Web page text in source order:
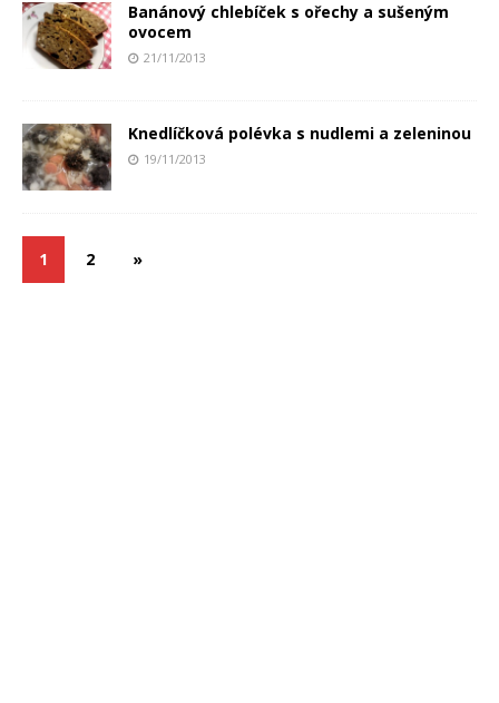
Banánový chlebíček s ořechy a sušeným
ovocem
21/11/2013
Knedlíčková polévka s nudlemi a zeleninou
19/11/2013
1 2 »